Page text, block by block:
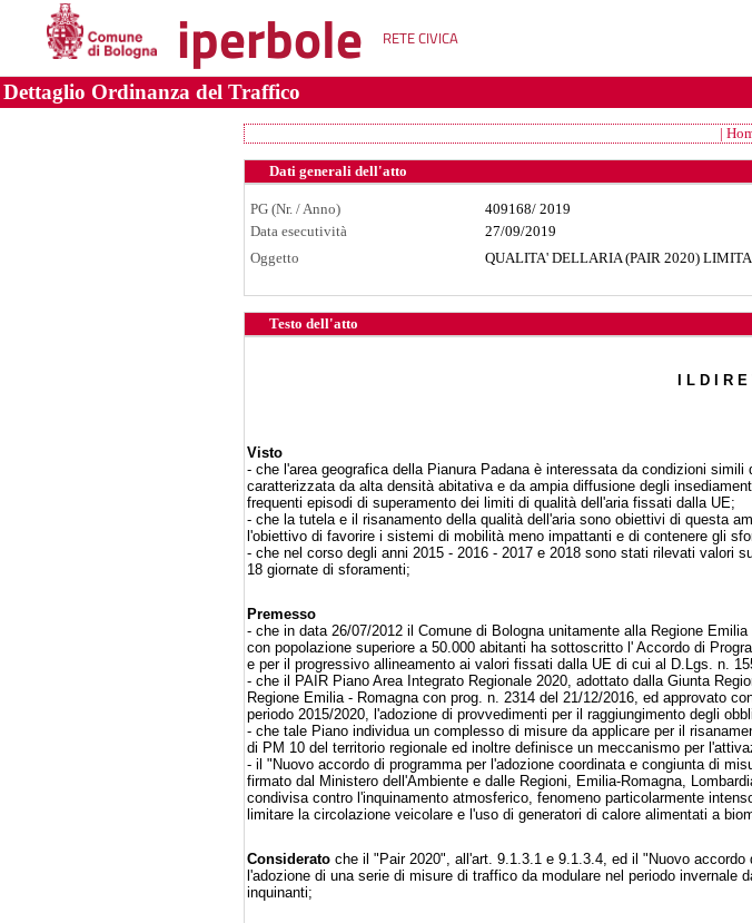
iperbole RETE CIVICA
Dettaglio Ordinanza del Traffico
|
Dati generali dell'atto
PG (Nr. / Anno) 409168/ 2019
Data esecutività
27/09/2019
Oggetto
QUALITA' DELLARIA (PAIR 2020)
Testo dell'atto
I L D I R
Visto
- che l'area geografica della Pianura Padana è interessata da condizioni
caratterizzata da alta densità abitativa e da ampia diffusione degli
frequenti episodi di superamento dei limiti di qualità dell'aria fissati dalla UE;
- che la tutela e il risanamento della qualità dell'aria sono obiettivi di questa
l'obiettivo di favorire i sistemi di mobilità meno impattanti e di contenere gli
- che nel corso degli anni 2015 - 2016 - 2017 e 2018 sono stati rilevati valori
18 giornate di sforamenti;
Premesso
- che in data 26/07/2012 il Comune di Bologna unitamente alla Regione
con popolazione superiore a 50.000 abitanti ha sottoscritto l' Accordo di
e per il progressivo allineamento ai valori fissati dalla UE di cui al D.Lgs. n.
- che il PAIR Piano Area Integrato Regionale 2020, adottato dalla Giunta
Regione Emilia - Romagna con prog. n. 2314 del 21/12/2016, ed approvato
periodo 2015/2020, l'adozione di provvedimenti per il raggiungimento degli
- che tale Piano individua un complesso di misure da applicare per il
di PM 10 del territorio regionale ed inoltre definisce un meccanismo per
- il "Nuovo accordo di programma per l'adozione coordinata e congiunta di
firmato dal Ministero dell'Ambiente e dalle Regioni, Emilia-Romagna,
condivisa contro l'inquinamento atmosferico, fenomeno particolarmente
limitare la circolazione veicolare e l'uso di generatori di calore alimentati a
Considerato che il "Pair 2020", all'art. 9.1.3.1 e 9.1.3.4, ed il "Nuovo
l'adozione di una serie di misure di traffico da modulare nel periodo
inquinanti;